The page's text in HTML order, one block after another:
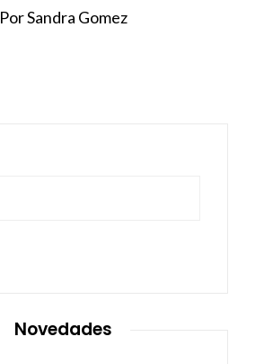
Por Sandra Gomez
Novedades